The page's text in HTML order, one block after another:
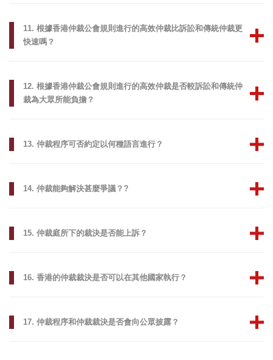
11. 根據香港仲裁公會規則進行的高效仲裁比訴訟和傳統仲裁更
快速嗎？
12. 根據香港仲裁公會規則進行的高效仲裁是否較訴訟和傳統仲
裁為大眾所能負擔？
13. 仲裁程序可否約定以何種語言進行？
14. 仲裁能夠解決甚麼爭議？?
15. 仲裁庭所下的裁決是否能上訴？
16. 香港的仲裁裁決是否可以在其他國家執行？
17. 仲裁程序和仲裁裁決是否會向公眾披露？